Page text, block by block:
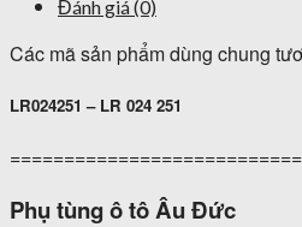
Đánh giá (0)
Các mã sản phẩm dùng chung
LR024251 – LR 024 251
Phụ tùng ô tô Âu Đức